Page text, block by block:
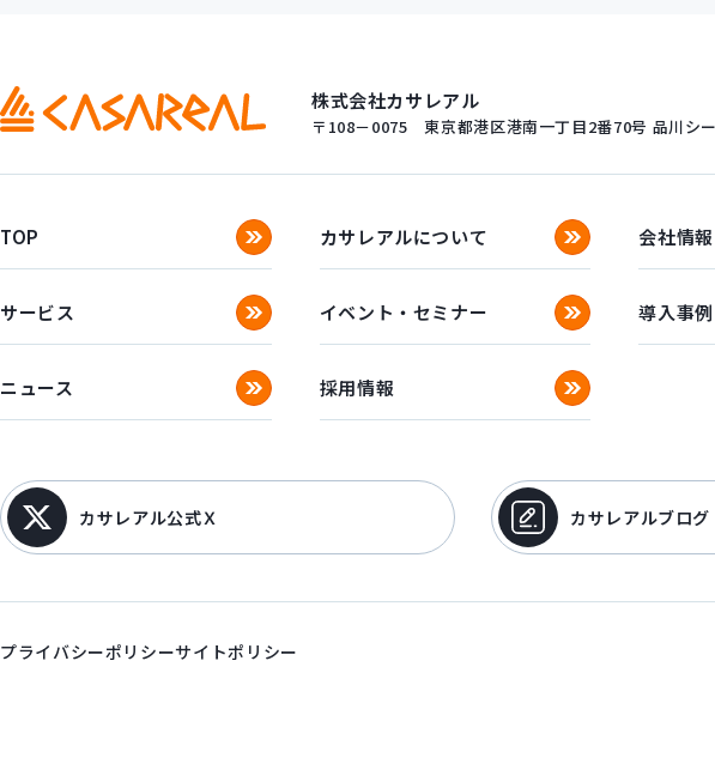
株式会社カサレアル
〒108－0075 東京都港区港南一丁目2番70号 品川シ
TOP カサレアルについて 会社情報
サービス イベント・セミナー 導入事例
ニュース 採用情報
カサレアル公式Ｘ カサレアルブログ
プライバシーポリシーサイトポリシー